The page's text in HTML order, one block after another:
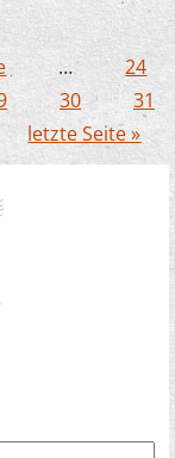
allen viel Freude
…
24
30
31
letzte Seite »